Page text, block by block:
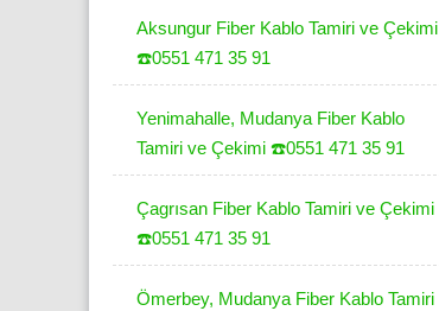
Aksungur Fiber Kablo Tamiri ve Çekimi
☎️0551 471 35 91
Yenimahalle, Mudanya Fiber Kablo
Tamiri ve Çekimi ☎️0551 471 35 91
Çagrısan Fiber Kablo Tamiri ve Çekimi
☎️0551 471 35 91
Ömerbey, Mudanya Fiber Kablo Tamiri